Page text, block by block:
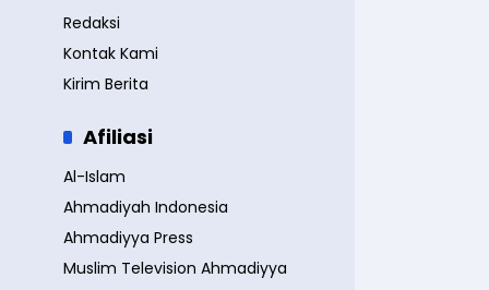
Redaksi
Kontak Kami
Kirim Berita
Afiliasi
Al-Islam
Ahmadiyah Indonesia
Ahmadiyya Press
Muslim Television Ahmadiyya